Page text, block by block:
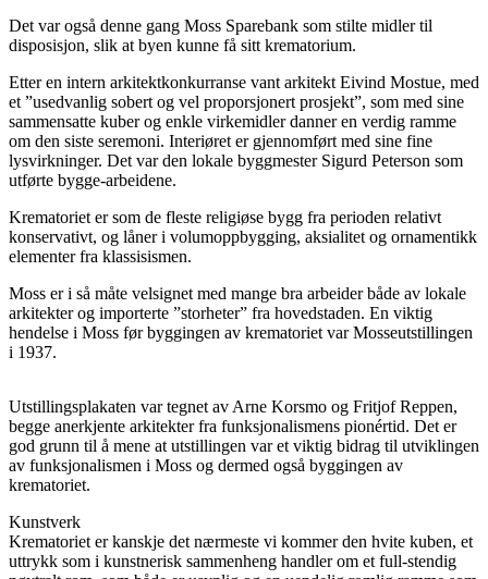
Det var også denne gang Moss Sparebank som stilte midler til
disposisjon, slik at byen kunne få sitt krematorium.
Etter en intern arkitektkonkurranse vant arkitekt Eivind Mostue, med
et ”usedvanlig sobert og vel proporsjonert prosjekt”, som med sine
sammensatte kuber og enkle virkemidler danner en verdig ramme
om den siste seremoni. Interiøret er gjennomført med sine fine
lysvirkninger. Det var den lokale byggmester Sigurd Peterson som
utførte bygge-arbeidene.
Krematoriet er som de fleste religiøse bygg fra perioden relativt
konservativt, og låner i volumoppbygging, aksialitet og ornamentikk
elementer fra klassisismen.
Moss er i så måte velsignet med mange bra arbeider både av lokale
arkitekter og importerte ”storheter” fra hovedstaden. En viktig
hendelse i Moss før byggingen av krematoriet var Mosseutstillingen
i 1937.
Utstillingsplakaten var tegnet av Arne Korsmo og Fritjof Reppen,
begge anerkjente arkitekter fra funksjonalismens pionértid. Det er
god grunn til å mene at utstillingen var et viktig bidrag til utviklingen
av funksjonalismen i Moss og dermed også byggingen av
krematoriet.
Kunstverk
Krematoriet er kanskje det nærmeste vi kommer den hvite kuben, et
uttrykk som i kunstnerisk sammenheng handler om et full-stendig